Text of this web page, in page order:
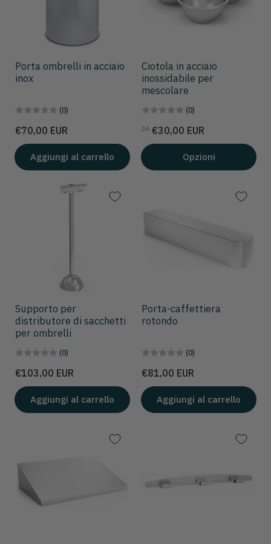
Porta ombrelli in acciaio
inox
(0)
Prezzo
€70,00 EUR
Aggiungi al carrello
Ciotola in acciaio
inossidabile per
mescolare
(0)
Prezzo
DA €30,00 EUR
Opzioni
Supporto per
distributore di sacchetti
per ombrelli
(0)
Prezzo
€103,00 EUR
Aggiungi al carrello
Porta-caffettiera
rotondo
(0)
Prezzo
€81,00 EUR
Aggiungi al carrello